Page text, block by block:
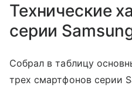
Технические
серии
Собрал в таблицу
трех смартфонов серии